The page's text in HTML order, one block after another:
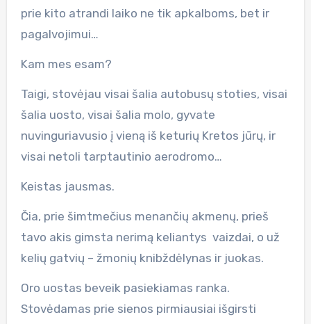
prie kito atrandi laiko ne tik apkalboms, bet ir
pagalvojimui…
Kam mes esam?
Taigi, stovėjau visai šalia autobusų stoties, visai
šalia uosto, visai šalia molo, gyvate
nuvinguriavusio į vieną iš keturių Kretos jūrų, ir
visai netoli tarptautinio aerodromo…
Keistas jausmas.
Čia, prie šimtmečius menančių akmenų, prieš
tavo akis gimsta nerimą keliantys vaizdai, o už
kelių gatvių – žmonių knibždėlynas ir juokas.
Oro uostas beveik pasiekiamas ranka.
Stovėdamas prie sienos pirmiausiai išgirsti